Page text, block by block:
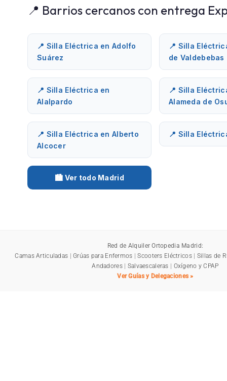
📍 Barrios cercanos con entrega
📍 Silla Eléctrica en Adolfo
Suárez
📍 Silla
de Valdebebas
📍 Silla Eléctrica en
Alalpardo
📍 Silla
Alameda de
📍 Silla Eléctrica en Alberto
Alcocer
📍 Silla
🏙️ Ver todo Madrid
Red de Alquiler Ortopedia Madrid:
Camas Articuladas |Grúas para Enfermos |Scooters Eléctricos| Sillas de
Andadores| Salvaescaleras | Oxígeno y CPAP
Ver Guías y Delegaciones »